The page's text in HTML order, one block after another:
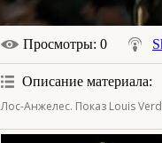
Просмотры: 0
Описание материала:
Лос-Анжелес. Показ Louis